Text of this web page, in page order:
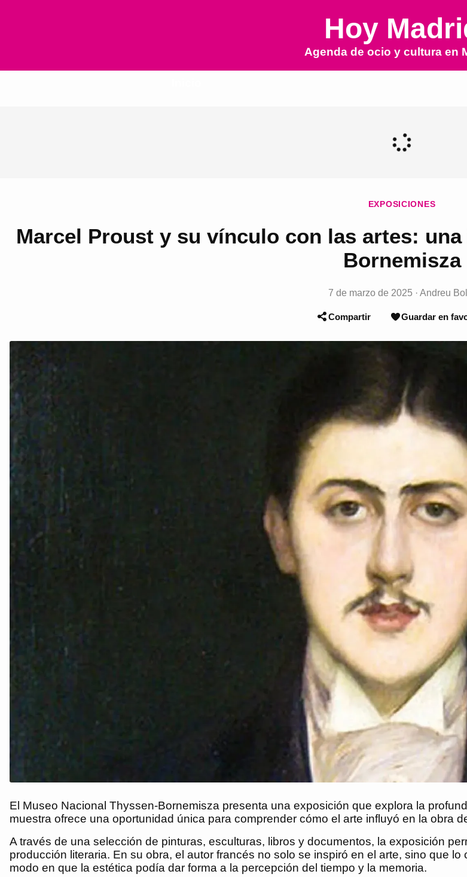
Hoy
Agenda de ocio y cultura en
EXPOSICIONES
Marcel Proust y su vínculo con las artes:
Bornemisza
7 de marzo de 2025 · Andreu
Compartir Guardar en
El Museo Nacional Thyssen-Bornemisza presenta una exposición que explora la
muestra ofrece una oportunidad única para comprender cómo el arte influyó en la obra
A través de una selección de pinturas, esculturas, libros y documentos, la exposición
producción literaria. En su obra, el autor francés no solo se inspiró en el arte, sino que
modo en que la estética podía dar forma a la percepción del tiempo y la memoria.